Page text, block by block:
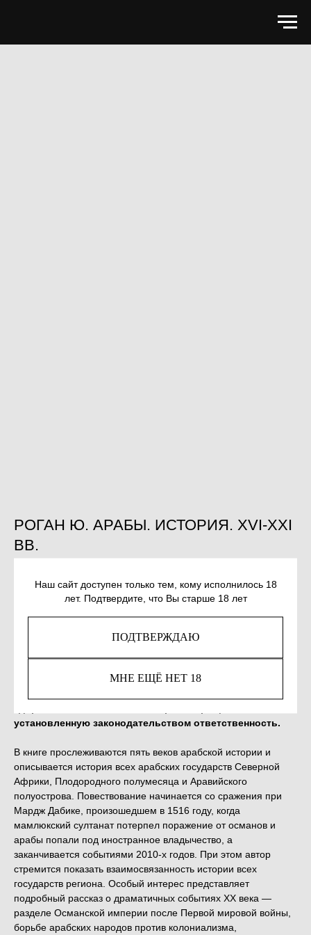
Наш сайт доступен только тем, кому исполнилось 18
лет. Подтвердите, что Вы старше 18 лет
ПОДТВЕРЖДАЮ
МНЕ ЕЩЁ НЕТ 18
РОГАН Ю. АРАБЫ. ИСТОРИЯ. XVI-XXI
ВВ.
КУПИТЬ
Незаконное потребление наркотических средств,
установленную законодательством ответственность.
В книге прослеживаются пять веков арабской истории и
описывается история всех арабских государств Северной
Африки, Плодородного полумесяца и Аравийского
полуострова. Повествование начинается со сражения при
Мардж Дабике, произошедшем в 1516 году, когда
мамлюкский султанат потерпел поражение от османов и
арабы попали под иностранное владычество, а
заканчивается событиями 2010-х годов. При этом автор
стремится показать взаимосвязанность истории всех
государств региона. Особый интерес представляет
подробный рассказ о драматичных событиях ХХ века —
разделе Османской империи после Первой мировой войны,
борьбе арабских народов против колониализма,